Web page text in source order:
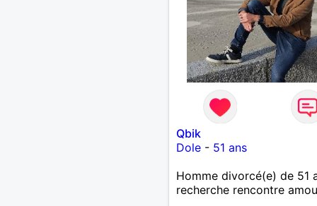
Qbik
Dole- 51 ans
Homme divorcé(e) de 51
recherche rencontre